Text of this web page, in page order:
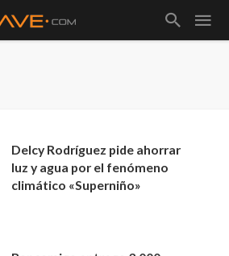
Delcy Rodríguez pide ahorrar
luz y agua por el fenómeno
climático «Superniño»